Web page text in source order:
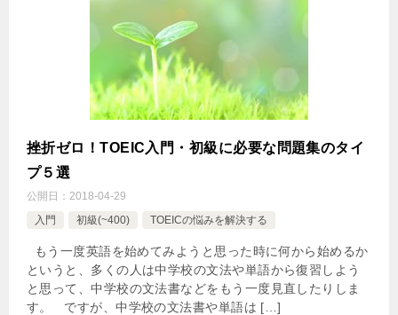
挫折ゼロ！TOEIC入門・初級に必要な問題集のタイ
プ５選
公開日： 2018-04-29
入門
初級(~400) TOEICの悩みを解決する
もう一度英語を始めてみようと思った時に何から始めるか
というと、多くの人は中学校の文法や単語から復習しよう
と思って、中学校の文法書などをもう一度見直したりしま
す。 ですが、中学校の文法書や単語は […]